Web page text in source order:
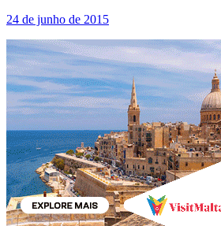
24 de junho de 2015